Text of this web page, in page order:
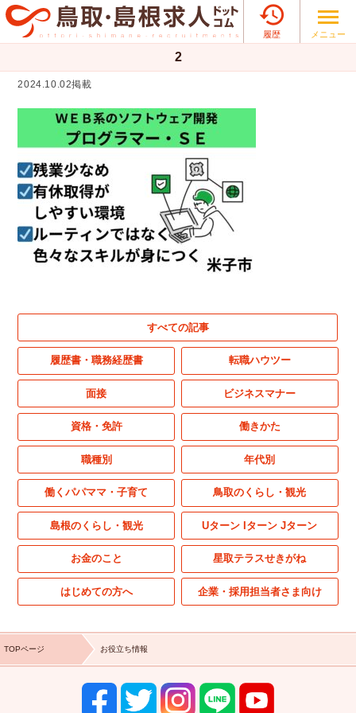

履歴 メニュー
2
2024.10.02掲載
すべての記事
履歴書・職務経歴書 転職ハウツー
面接 ビジネスマナー
資格・免許 働きかた
職種別 年代別
働くパパママ・子育て 鳥取のくらし・観光
島根のくらし・観光 Uターン Iターン Jターン
お金のこと 星取テラスせきがね
はじめての方へ 企業・採用担当者さま向け
TOPページ お役立ち情報